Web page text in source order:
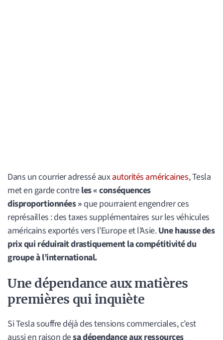
Dans un courrier adressé auxautorités américaines, Tesla
met en garde contreles « conséquences
disproportionnées » que pourraient engendrer ces
représailles : des taxes supplémentaires sur les véhicules
américains exportés vers l’Europe et l’Asie.Une hausse des
prix qui réduirait drastiquement la compétitivité du
groupe à l’international.
Une dépendance aux matières
premières qui inquiète
Si Tesla souffre déjà des tensions commerciales, c’est
aussi en raison desa dépendance aux ressources